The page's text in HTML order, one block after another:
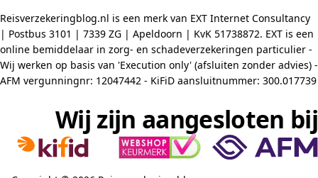
Reisverzekeringblog.nl is een merk van EXT Internet Consultancy
| Postbus 3101 | 7339 ZG | Apeldoorn | KvK 51738872. EXT is een
online bemiddelaar in zorg- en schadeverzekeringen particulier -
Wij werken op basis van 'Execution only' (afsluiten zonder advies) -
AFM vergunningnr: 12047442 - KiFiD aansluitnummer: 300.017739
Wij zijn aangesloten bij